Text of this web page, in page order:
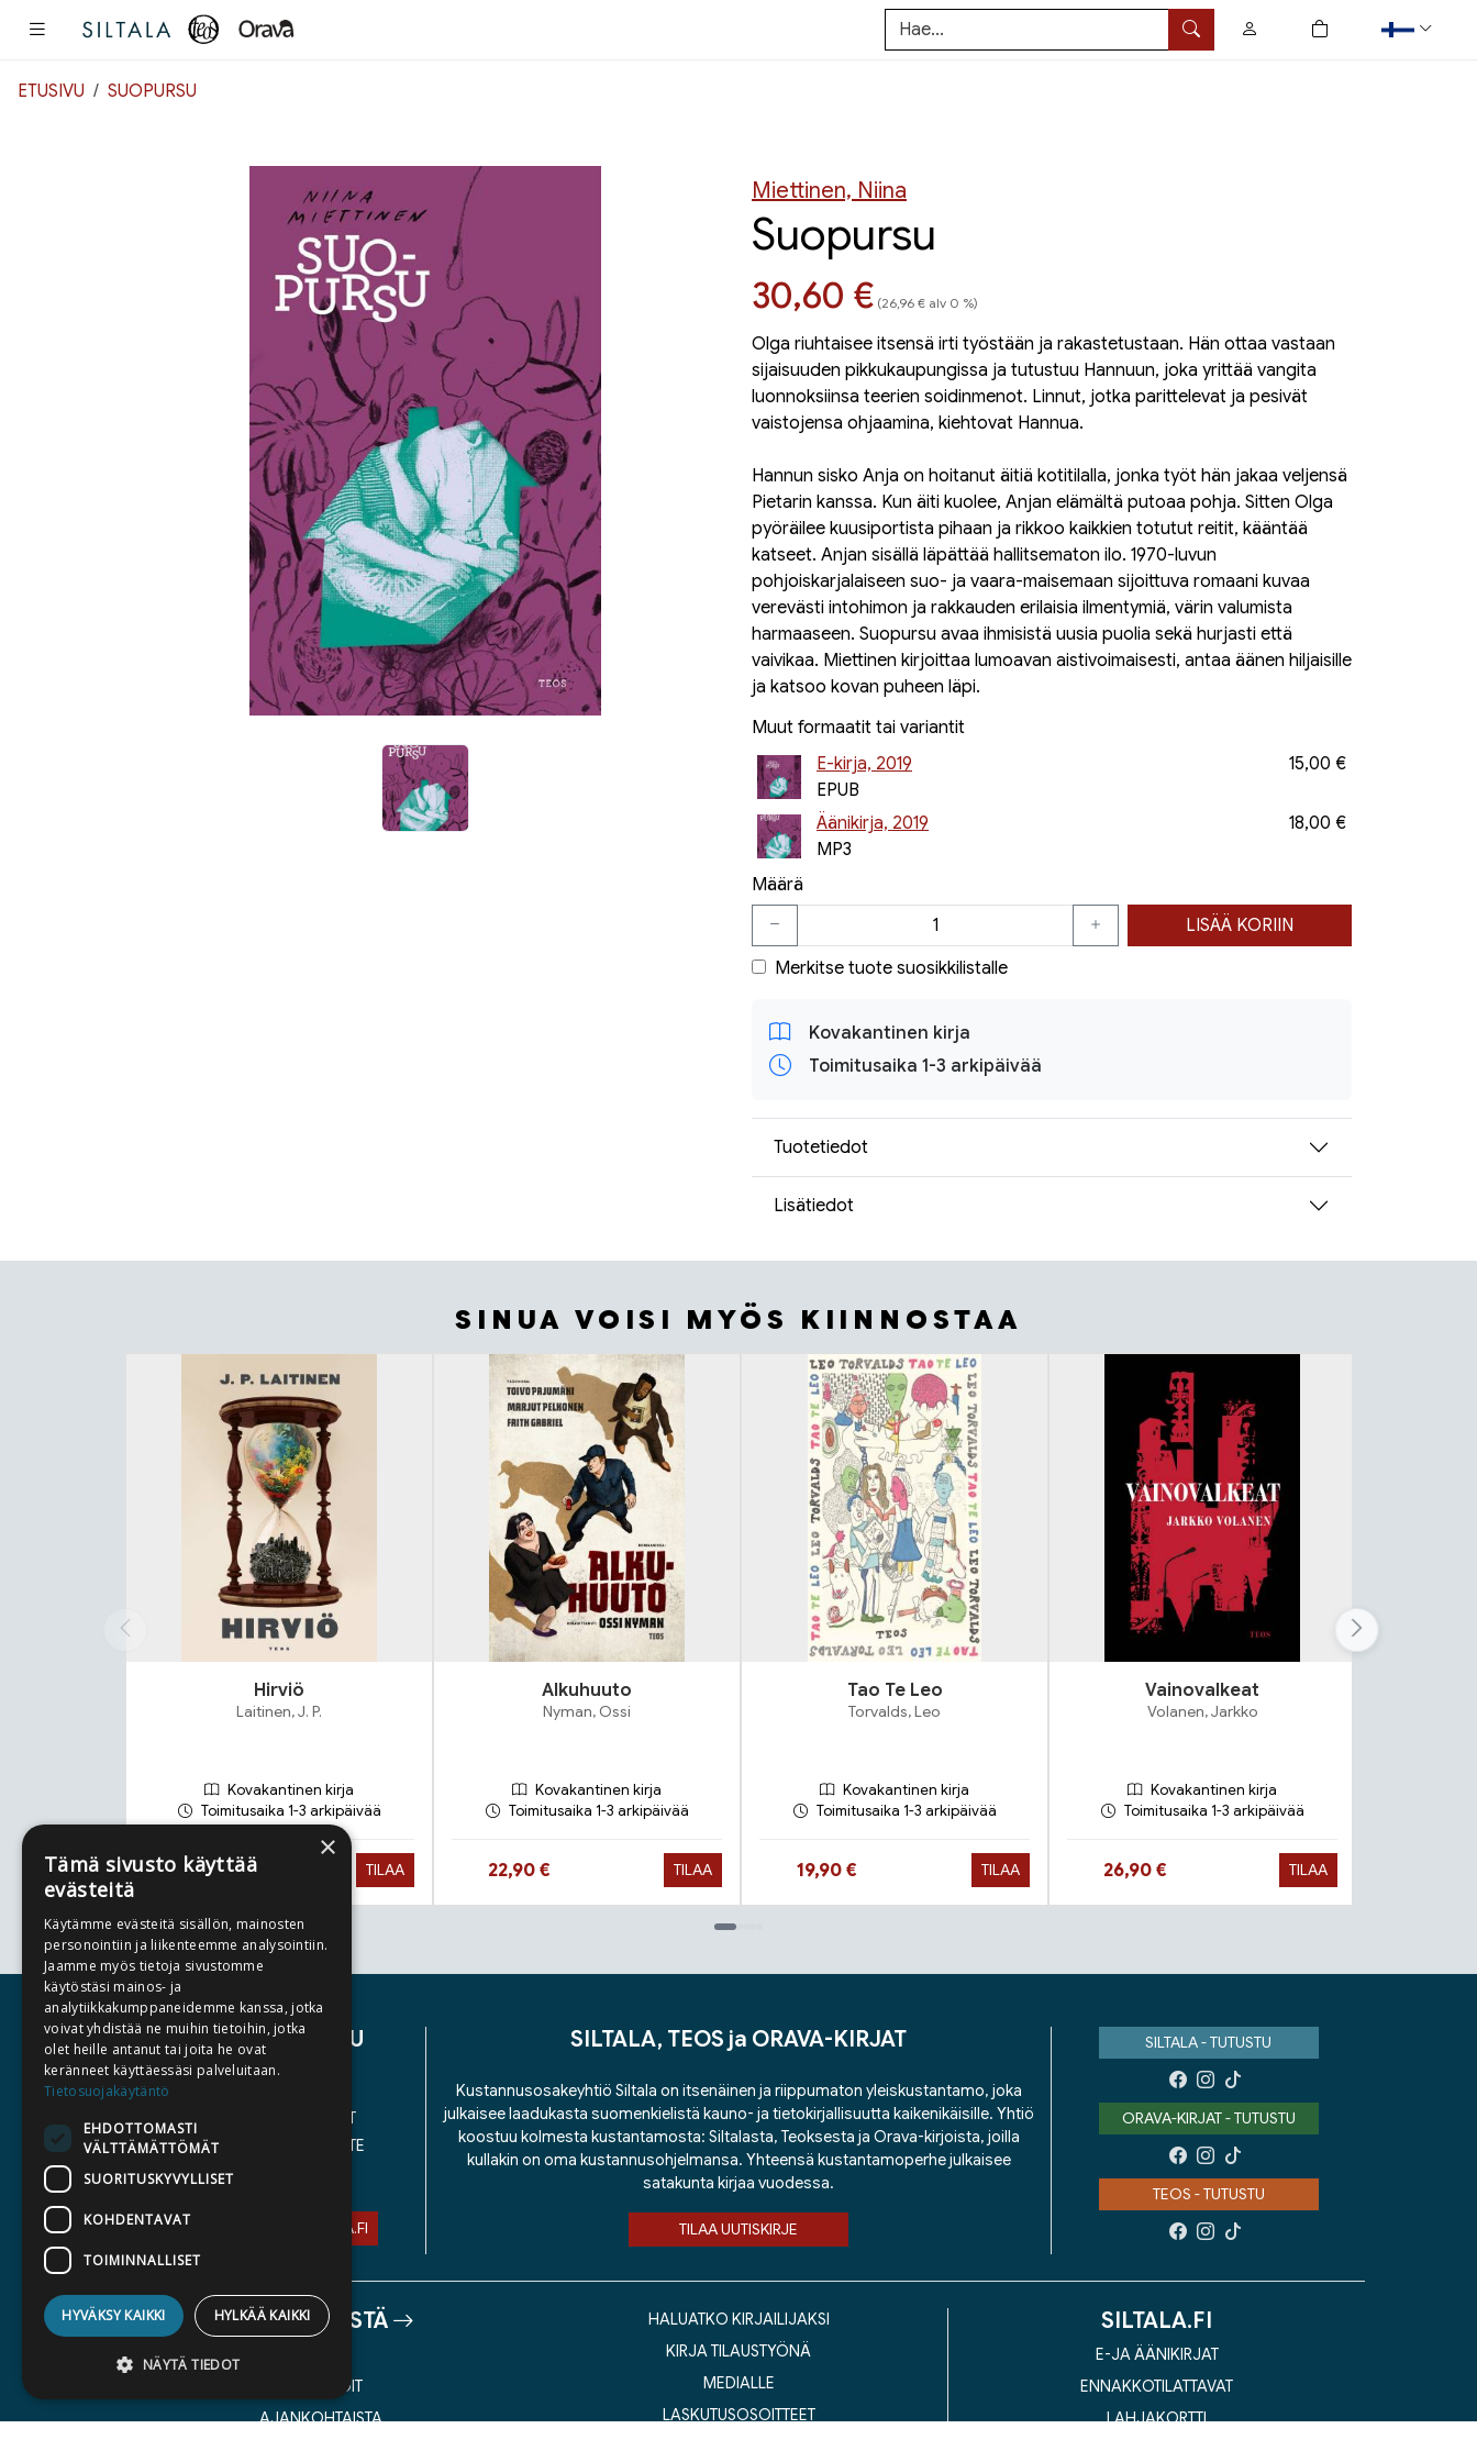
Hae
0
tuotetta ostoskorissa
ETUSIVU SUOPURSU
Miettinen, Niina
Suopursu
Hinta nyt
30,60 € (26,96 € alv 0 %)
Olga riuhtaisee itsensä irti työstään ja rakastetustaan. Hän ottaa vastaan
sijaisuuden pikkukaupungissa ja tutustuu Hannuun, joka yrittää vangita
luonnoksiinsa teerien soidinmenot. Linnut, jotka parittelevat ja pesivät
vaistojensa ohjaamina, kiehtovat Hannua.
Hannun sisko Anja on hoitanut äitiä kotitilalla, jonka työt hän jakaa veljensä
Pietarin kanssa. Kun äiti kuolee, Anjan elämältä putoaa pohja. Sitten Olga
pyöräilee kuusiportista pihaan ja rikkoo kaikkien totutut reitit, kääntää
katseet. Anjan sisällä läpättää hallitsematon ilo. 1970-luvun
pohjoiskarjalaiseen suo- ja vaara-maisemaan sijoittuva romaani kuvaa
verevästi intohimon ja rakkauden erilaisia ilmentymiä, värin valumista
harmaaseen. Suopursu avaa ihmisistä uusia puolia sekä hurjasti että
vaivikaa. Miettinen kirjoittaa lumoavan aistivoimaisesti, antaa äänen hiljaisille
ja katsoo kovan puheen läpi.
Muut formaatit tai variantit
E-kirja, 2019
EPUB
15,00 €
Äänikirja, 2019
MP3
18,00 €
Määrä
LISÄÄ KORIIN
Merkitse tuote suosikkilistalle
Kovakantinen kirja
Toimitusaika 1-3 arkipäivää
Tuotetiedot
Lisätiedot
SINUA VOISI MYÖS KIINNOSTAA
Tuoteluettelon alku
Hirviö
Laitinen, J. P.
Kovakantinen kirja
Toimitusaika 1-3 arkipäivää
Hinta nyt
22,90 € TILAA
Alkuhuuto
Nyman, Ossi
Kovakantinen kirja
Toimitusaika 1-3 arkipäivää
Hinta nyt
22,90 € TILAA
Tao Te Leo
Torvalds, Leo
Kovakantinen kirja
Toimitusaika 1-3 arkipäivää
Hinta nyt
19,90 € TILAA
Vainovalkeat
Volanen, Jarkko
Kovakantinen kirja
Toimitusaika 1-3 arkipäivää
Hinta nyt
26,90 € TILAA
Tuoteluettelon loppu
ASIAKASPALVELU
YLEISET TOIMITUSEHDOT
SAAVUTETTAVUUSSELOSTE
TIETOSUOJASELOSTE
ASIAKASPALVELU@STORIA.FI
SILTALA, TEOS ja ORAVA-KIRJAT
Kustannusosakeyhtiö Siltala on itsenäinen ja riippumaton yleiskustantamo, joka
julkaisee laadukasta suomenkielistä kauno- ja tietokirjallisuutta kaikenikäisille. Yhtiö
koostuu kolmesta kustantamosta: Siltalasta, Teoksesta ja Orava-kirjoista, joilla
kullakin on oma kustannusohjelmansa. Yhteensä kustantamoperhe julkaisee
satakunta kirjaa vuodessa.
TILAA UUTISKIRJE
SILTALA - TUTUSTU
ORAVA-KIRJAT - TUTUSTU
TEOS - TUTUSTU
TIETOA MEISTÄ
KATALOGIT
AJANKOHTAISTA
HALUATKO KIRJAILIJAKSI
KIRJA TILAUSTYÖNÄ
MEDIALLE
LASKUTUSOSOITTEET
SILTALA.FI
E-JA ÄÄNIKIRJAT
ENNAKKOTILATTAVAT
LAHJAKORTTI
×
Tämä sivusto käyttää
evästeitä
Käytämme evästeitä sisällön, mainosten
personointiin ja liikenteemme analysointiin.
Jaamme myös tietoja sivustomme
käytöstäsi mainos- ja
analytiikkakumppaneidemme kanssa, jotka
voivat yhdistää ne muihin tietoihin, jotka
olet heille antanut tai joita he ovat
keränneet käyttäessäsi palveluitaan.
Tietosuojakäytäntö
EHDOTTOMASTI
VÄLTTÄMÄTTÖMÄT
SUORITUSKYVYLLISET
KOHDENTAVAT
TOIMINNALLISET
HYVÄKSY KAIKKI HYLKÄÄ KAIKKI
NÄYTÄ TIEDOT